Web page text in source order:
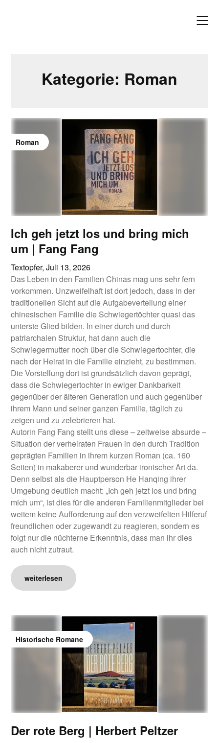
Kategorie: Roman
Roman
Ich geh jetzt los und bring mich
um | Fang Fang
Textopfer,Juli 13, 2026
Das Leben in den Familien Chinas mag uns sehr fern
vorkommen. Unzweifelhaft ist dort jedoch, dass in der
traditionellen Sicht auf die Aufgabeverteilung einer
chinesischen Familie die Schwiegertöchter quasi das
unterste Glied bilden. In einer durch und durch
patriarchalen Struktur, hat dann auch die
Schwiegermutter noch über die Schwiegertochter, die
nach der Heirat in die Familie einzieht, zu bestimmen.
Die Vorstellung dort ist grundsätzlich davon geprägt,
dass die Schwiegertochter in ewiger Dankbarkeit
gegenüber der älteren Generation und auch gegenüber
ihrem Mann und seiner ganzen Familie, täglich zu
zeigen und zu zelebrieren hat.
Autorin Fang Fang stellt uns diese – zeitweise absurde –
Situation der verheiraten Frauen in den durch Tradition
geprägten Familien in ihrem kurzen Roman (ca. 160
Seiten) in makaberer und wunderbar ironischer Art da.
Denn selbst als die Hauptperson He Hanqing ihrer
Umgebung deutlich macht: „Ich geh jetzt los und bring
mich um“, ist dies für die anderen Familienmitglieder bei
weitem keine Aufforderung auf den verzweifelten Hilferuf
freundlichen oder zugewandt zu reagieren, sondern es
folgt nur die nüchterne Erkenntnis, dass man ihr dies
auch nicht zutraut.
weiterlesen
Historische Romane
Der rote Berg | Herbert Peltzer